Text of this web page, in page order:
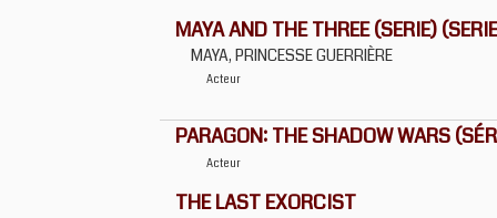
MAYA AND THE THREE (SERIE)
MAYA, PRINCESSE GUERRIÈRE
Acteur
PARAGON: THE SHADOW WARS
Acteur
THE LAST EXORCIST